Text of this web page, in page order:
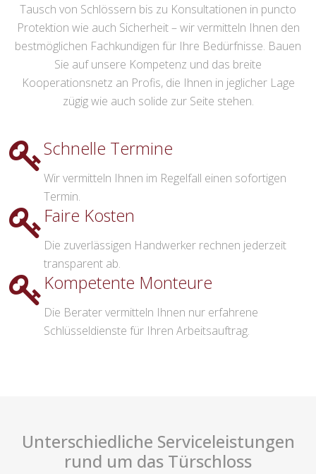
Tausch von Schlössern bis zu Konsultationen in puncto
Protektion wie auch Sicherheit – wir vermitteln Ihnen den
bestmöglichen Fachkundigen für Ihre Bedürfnisse. Bauen
Sie auf unsere Kompetenz und das breite
Kooperationsnetz an Profis, die Ihnen in jeglicher Lage
zügig wie auch solide zur Seite stehen.
Schnelle Termine
Wir vermitteln Ihnen im Regelfall einen sofortigen
Termin.
Faire Kosten
Die zuverlässigen Handwerker rechnen jederzeit
transparent ab.
Kompetente Monteure
Die Berater vermitteln Ihnen nur erfahrene
Schlüsseldienste für Ihren Arbeitsauftrag.
Unterschiedliche Serviceleistungen
rund um das Türschloss